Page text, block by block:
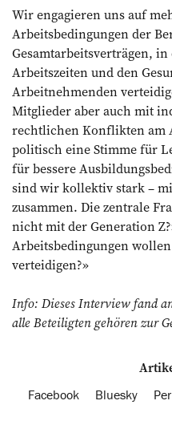
Wir engagieren uns auf
Arbeitsbedingungen der
Gesamtarbeitsverträgen,
Arbeitszeiten und den
Arbeitnehmenden
Mitglieder aber auch mit
rechtlichen Konflikten am
politisch eine Stimme für
für bessere
sind wir kollektiv stark –
zusammen. Die zentrale
nicht mit der Generation
Arbeitsbedingungen
verteidigen?»
Info: Dieses Interview fand
alle Beteiligten gehören zur
Facebook Bluesky